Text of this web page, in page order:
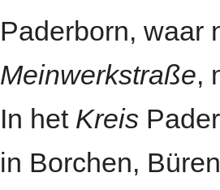
Paderborn, waar
Meinwerkstraße,
In het Kreis
in Borchen,